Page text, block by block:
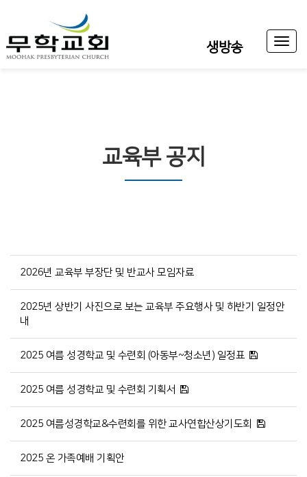
생방송
Toggle
교육부 공지
2026년 교육부 부장단 및 반교사 모임자료
2025년 상반기 사진으로 보는 교육부 주요행사 및 하반기 일정안
내
2025 여름 성경학교 및 수련회 (아동부~청소년) 일정표
2025 여름 성경학교 및 수련회 기획서
2025 여름성경학교&수련회를 위한 교사연합산상기도회
2025 온 가족예배 기획안